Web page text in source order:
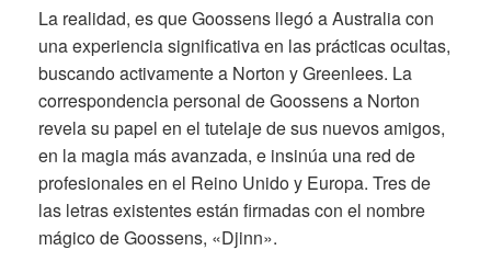
La realidad, es que Goossens llegó a Australia con
una experiencia significativa en las prácticas ocultas,
buscando activamente a Norton y Greenlees. La
correspondencia personal de Goossens a Norton
revela su papel en el tutelaje de sus nuevos amigos,
en la magia más avanzada, e insinúa una red de
profesionales en el Reino Unido y Europa. Tres de
las letras existentes están firmadas con el nombre
mágico de Goossens, «Djinn».